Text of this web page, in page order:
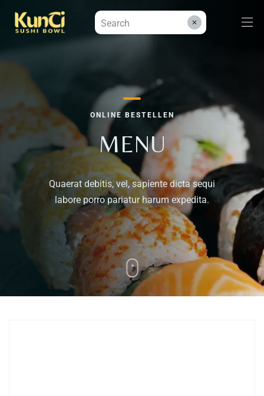
Menüs
Kontakt
Reservieren
ONLINE BESTELLEN
MENU
Quaerat debitis, vel, sapiente dicta sequi
labore porro pariatur harum expedita.